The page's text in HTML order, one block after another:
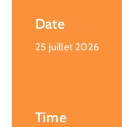
Date
25 juillet 2026
Time